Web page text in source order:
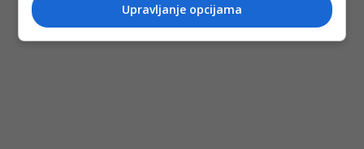
Upravljanje opcijama